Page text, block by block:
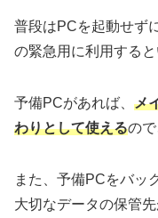
普段はPCを起動せず
の緊急用に利用すると
予備PCがあれば、 メ
わりとして使えるの
また、予備PCをバッ
大切なデータの保管